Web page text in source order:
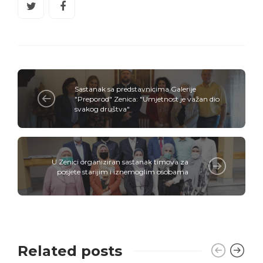
Sastanak sa predstavnicima Galerije
"Preporod" Zenica: "Umjetnost je važan dio
svakog društva"
U Zenici organiziran sastanak timova za
posjete starijim i iznemoglim osobama
Related posts